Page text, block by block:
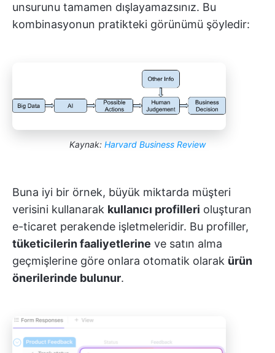
unsurunu tamamen dışlayamazsınız. Bu
kombinasyonun pratikteki görünümü şöyledir:
Kaynak: Harvard Business Review
Buna iyi bir örnek, büyük miktarda müşteri
verisini kullanarak kullanıcı profilleri oluşturan
e-ticaret perakende işletmeleridir. Bu profiller,
tüketicilerin faaliyetlerine ve satın alma
geçmişlerine göre onlara otomatik olarak ürün
önerilerinde bulunur.